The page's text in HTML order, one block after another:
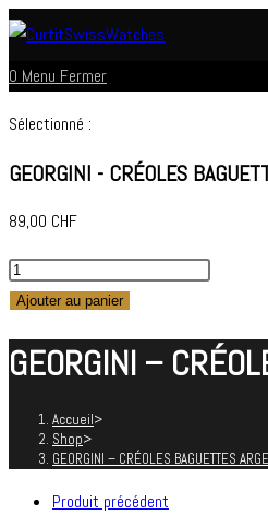
Skip
content
0 Menu Fermer
Sélectionné :
GEORGINI - CRÉOLES
89,00 CHF
quantité
de
-
BAGUETTES
ARGENTÉE
Ajouter au panier
GEORGINI –
Accueil>
Shop>
GEORGINI – CRÉOLES BAGUETTES
Produit précédent